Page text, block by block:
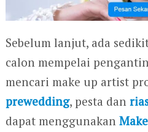
Sebelum lanjut, ada
calon mempelai
mencari make up artist
prewedding, pesta dan
dapat menggunakan